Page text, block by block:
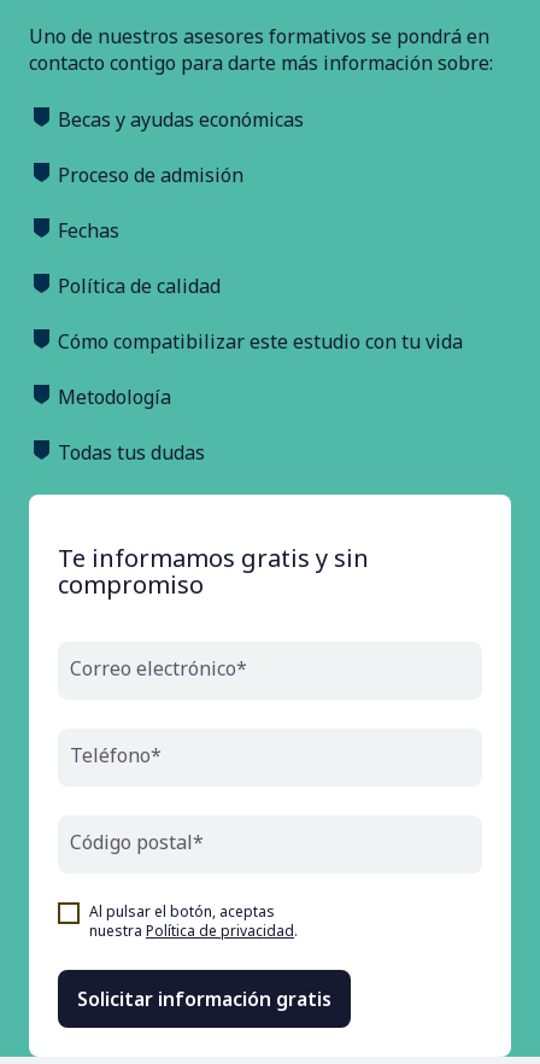
Uno de nuestros asesores formativos se pondrá en
contacto contigo para darte más información sobre:
Becas y ayudas económicas
Proceso de admisión
Fechas
Política de calidad
Cómo compatibilizar este estudio con tu vida
Metodología
Todas tus dudas
Te informamos gratis y sin
compromiso
Correo electrónico*
Teléfono*
Código postal*
Al pulsar el botón, aceptas
nuestra Política de privacidad.